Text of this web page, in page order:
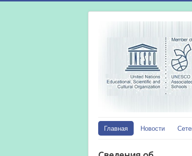
Главная Новости